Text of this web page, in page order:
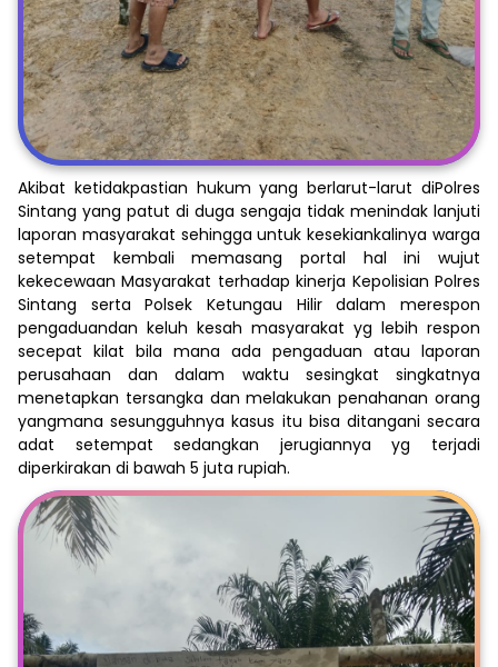
Akibat ketidakpastian hukum yang berlarut-larut diPolres
Sintang yang patut di duga sengaja tidak menindak lanjuti
laporan masyarakat sehingga untuk kesekiankalinya warga
setempat kembali memasang portal hal ini wujut
kekecewaan Masyarakat terhadap kinerja Kepolisian Polres
Sintang serta Polsek Ketungau Hilir dalam merespon
pengaduandan keluh kesah masyarakat yg lebih respon
secepat kilat bila mana ada pengaduan atau laporan
perusahaan dan dalam waktu sesingkat singkatnya
menetapkan tersangka dan melakukan penahanan orang
yangmana sesungguhnya kasus itu bisa ditangani secara
adat setempat sedangkan jerugiannya yg terjadi
diperkirakan di bawah 5 juta rupiah.